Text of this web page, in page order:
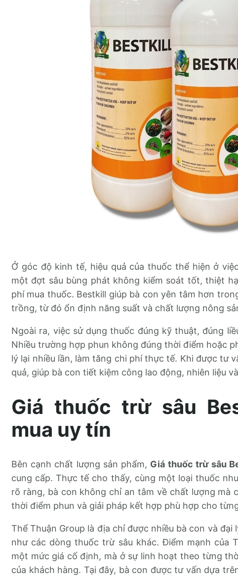
Ở góc độ kinh tế, hiệu quả của thuốc thể hiện ở
một đợt sâu bùng phát không kiểm soát tốt, thiệt
phí mua thuốc. Bestkill giúp bà con yên tâm hơn
trồng, từ đó ổn định năng suất và chất lượng nông
Ngoài ra, việc sử dụng thuốc đúng kỹ thuật, đúng
Nhiều trường hợp phun không đúng thời điểm hoặc
lý lại nhiều lần, làm tăng chi phí thực tế. Khi được tư
quả, giúp bà con tiết kiệm công lao động, nhiên liệu
Giá thuốc trừ sâu
mua uy tín
Bên cạnh chất lượng sản phẩm, Giá thuốc trừ sâu
cung cấp. Thực tế cho thấy, cùng một loại thuốc
rõ ràng, bà con không chỉ an tâm về chất lượng mà
thời điểm phun và giải pháp kết hợp phù hợp cho
Thể Thuận Group là địa chỉ được nhiều bà con và
như các dòng thuốc trừ sâu khác. Điểm mạnh của
một mức giá cố định, mà ở sự linh hoạt theo từng
của khách hàng. Tại đây, bà con được tư vấn dựa